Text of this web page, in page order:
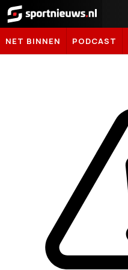
Sportnieuws.nl
NET BINNEN PODCAST